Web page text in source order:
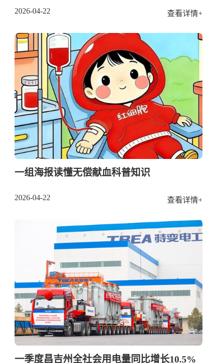
2026-04-22 查看详情+
一组海报读懂无偿献血科普知识
2026-04-22 查看详情+
一季度昌吉州全社会用电量同比增长10.5%